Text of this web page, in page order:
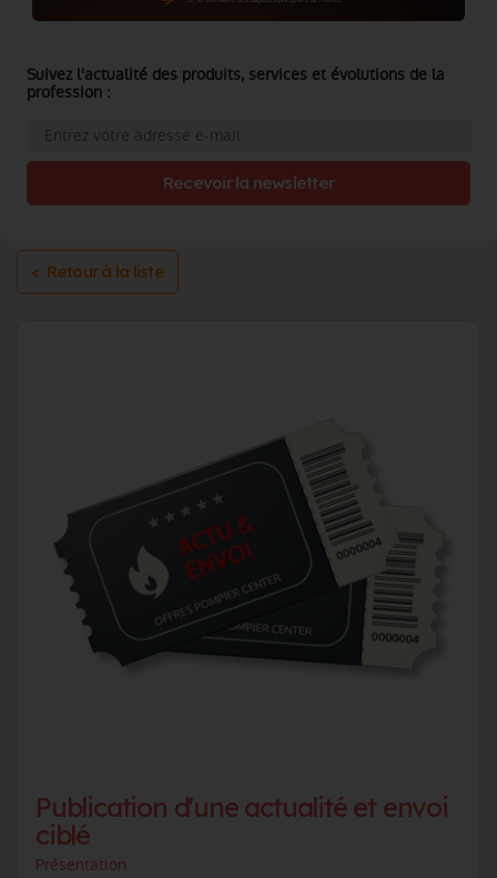
< Retour à la liste
Publication d'une actualité et envoi
ciblé
Présentation
Suivez l'actualité des produits, services et évolutions de la
profession :
Recevoir la newsletter